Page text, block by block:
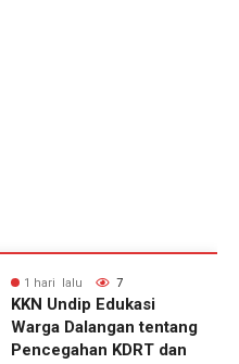
1 hari lalu 6
KKN Undip Bekali
Pengelola BUMDes
Dalangan dengan Pola